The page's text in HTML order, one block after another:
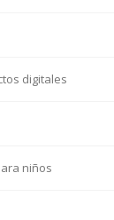
digitales
niños